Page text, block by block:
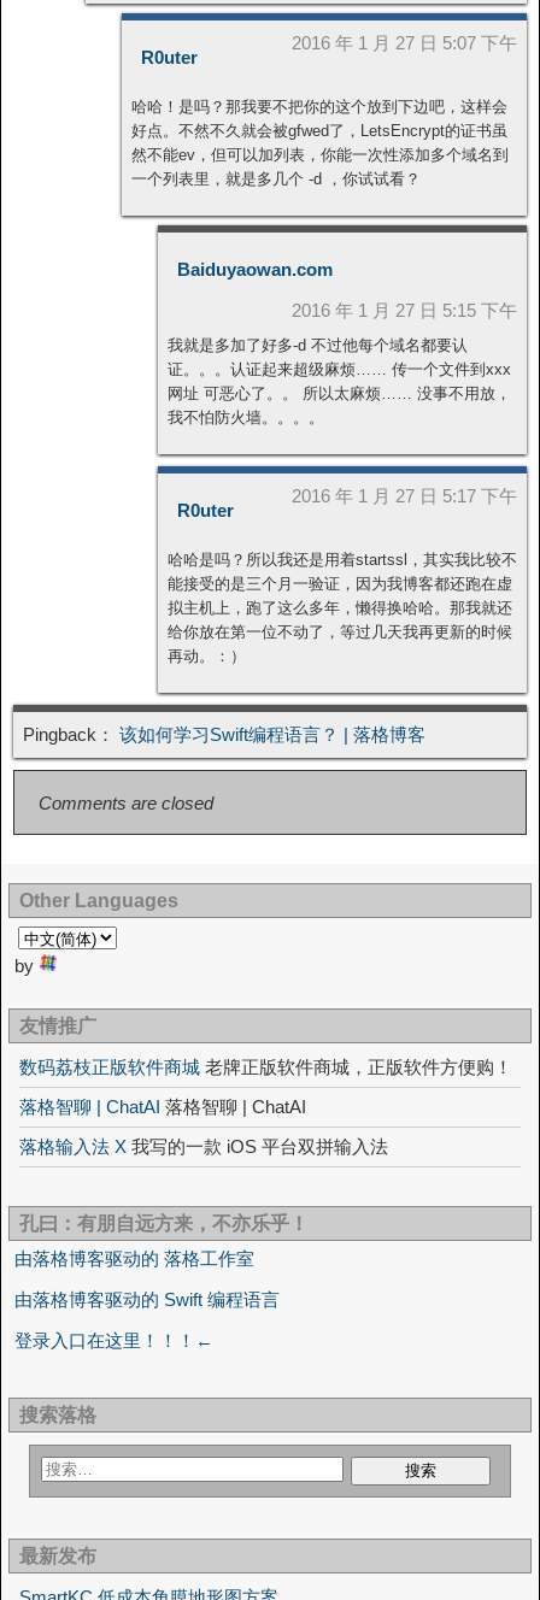
R0uter
2016 年 1 月 27 日 5:07 下午
哈哈！是吗？那我要不把你的这个放到下边吧，这样会
好点。不然不久就会被gfwed了，LetsEncrypt的证书虽
然不能ev，但可以加列表，你能一次性添加多个域名到
一个列表里，就是多几个 -d ，你试试看？
Baiduyaowan.com
2016 年 1 月 27 日 5:15 下午
我就是多加了好多-d 不过他每个域名都要认
证。。。认证起来超级麻烦…… 传一个文件到xxx
网址 可恶心了。。 所以太麻烦…… 没事不用放，
我不怕防火墙。。。。
R0uter
2016 年 1 月 27 日 5:17 下午
哈哈是吗？所以我还是用着startssl，其实我比较不
能接受的是三个月一验证，因为我博客都还跑在虚
拟主机上，跑了这么多年，懒得换哈哈。那我就还
给你放在第一位不动了，等过几天我再更新的时候
再动。：）
Pingback： 该如何学习Swift编程语言？ | 落格博客
Comments are closed
Other Languages
by
友情推广
数码荔枝正版软件商城 老牌正版软件商城，正版软件方便购！
落格智聊 | ChatAI 落格智聊 | ChatAI
落格输入法 X 我写的一款 iOS 平台双拼输入法
孔曰：有朋自远方来，不亦乐乎！
由落格博客驱动的 落格工作室
由落格博客驱动的 Swift 编程语言
登录入口在这里！！！←
搜索落格
最新发布